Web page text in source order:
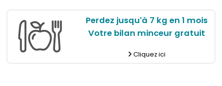
Perdez jusqu'à 7 kg en 1 mois
Votre bilan minceur gratuit
Cliquez ici